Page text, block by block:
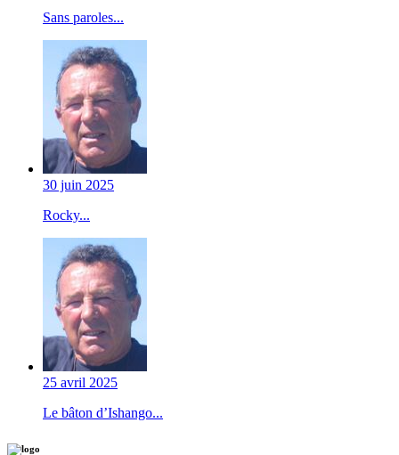
Sans paroles...
30 juin 2025
Rocky...
25 avril 2025
Le bâton d’Ishango...